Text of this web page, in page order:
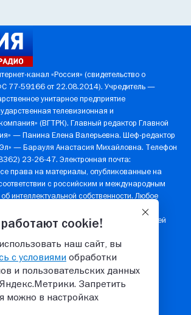
канал «Россия» (свидетельство о
77-59166 от 22.08.2014). Учредитель —
унитарное предприятие
телевизионная и
(ВГТРК). Главный редактор Главной
— Панина Елена Валерьевна. Шеф-редактор
— Барауля Анастасия Михайловна. Телефон
23-26-47. Электронная почта:
права на материалы, опубликованные на
с российским и международным
интеллектуальной собственности. Любое
фото-, аудио- и видеоматериалов
правообладателя (ВГТРК). Для детей
обработки персональных данных
работают cookie!
наш сайт, вы
с условиями обработки
и пользовательских данных
Запретить
можно в настройках